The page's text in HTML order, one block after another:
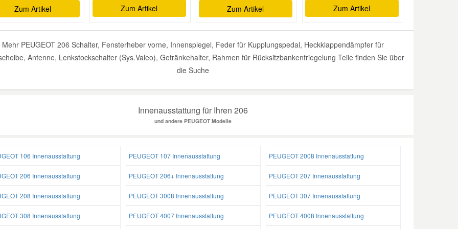
Zum Artikel Zum Artikel Zum Artikel Zum Artikel
Mehr PEUGEOT 206 Schalter, Fensterheber vorne, Innenspiegel, Feder für Kupplungspedal, Heckklappendämpfer für
Antenne, Lenkstockschalter (Sys.Valeo), Getränkehalter, Rahmen für Rücksitzbankentriegelung Teile finden Sie über
die Suche
Innenausstattung für Ihren 206
und andere PEUGEOT Modelle
106 Innenausstattung PEUGEOT 107 Innenausstattung PEUGEOT 2008 Innenausstattung
206 Innenausstattung PEUGEOT 206+ Innenausstattung PEUGEOT 207 Innenausstattung
208 Innenausstattung PEUGEOT 3008 Innenausstattung PEUGEOT 307 Innenausstattung
308 Innenausstattung PEUGEOT 4007 Innenausstattung PEUGEOT 4008 Innenausstattung